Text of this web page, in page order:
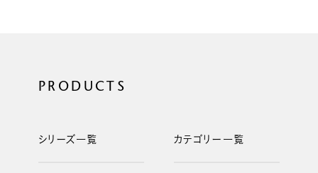
PRODUCTS
シリーズ一覧 カテゴリー一覧